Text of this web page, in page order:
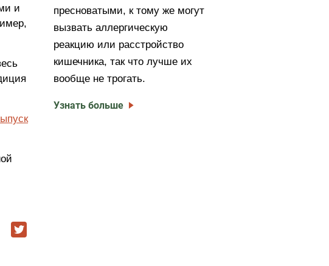
и
пресноватыми, к тому же могут
вызвать аллергическую
реакцию или расстройство
кишечника, так что лучше их
вообще не трогать.
Узнать больше